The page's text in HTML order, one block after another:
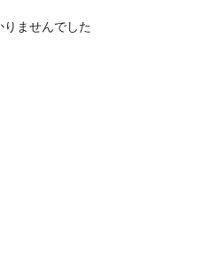
りませんでした